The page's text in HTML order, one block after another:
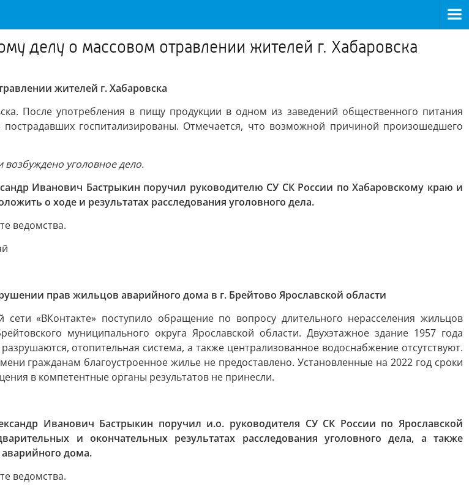
делу о массовом отравлении жителей г. Хабаровска
жителей г. Хабаровска
После употребления в пищу продукции в одном из заведений общественного питания
госпитализированы. Отмечается, что возможной причиной произошедшего
уголовное дело.
Иванович Бастрыкин поручил руководителю СУ СК России по Хабаровскому краю и
о ходе и результатах расследования уголовного дела.
ведомства.
прав жильцов аварийного дома в г. Брейтово Ярославской области
«ВКонтакте» поступило обращение по вопросу длительного нерасселения жильцов
муниципального округа Ярославской области. Двухэтажное здание 1957 года
отопительная система, а также централизованное водоснабжение отсутствуют.
гражданам благоустроенное жилье не предоставлено. Установленные на 2022 год сроки
в компетентные органы результатов не принесли.
Иванович Бастрыкин поручил и.о. руководителя СУ СК России по Ярославской
и окончательных результатах расследования уголовного дела, а также
дома.
ведомства.